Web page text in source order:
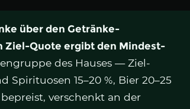
über den Getränke-
Ziel-Quote ergibt den Mindest-
des Hauses — Ziel-
15–20 %, Bier 20–25
verschenkt an der